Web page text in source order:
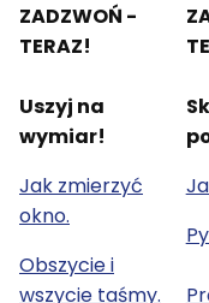
ZADZWOŃ -
TERAZ!
Uszyj na
wymiar!
Jak zmierzyć
okno.
Obszycie i
wszycie taśmy.